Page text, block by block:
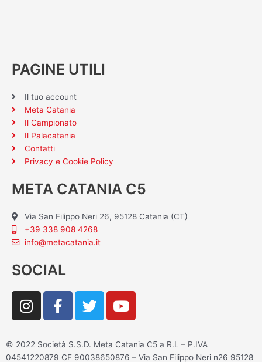
PAGINE UTILI
Il tuo account
Meta Catania
Il Campionato
Il Palacatania
Contatti
Privacy e Cookie Policy
META CATANIA C5
Via San Filippo Neri 26, 95128 Catania (CT)
+39 338 908 4268
info@metacatania.it
SOCIAL
I
n
t
a
F
a
e
b
T
w
t
t
Y
o
t
u
© 2022 Società S.S.D. Meta Catania C5 a R.L – P.IVA
04541220879 CF 90038650876 – Via San Filippo Neri n26 95128